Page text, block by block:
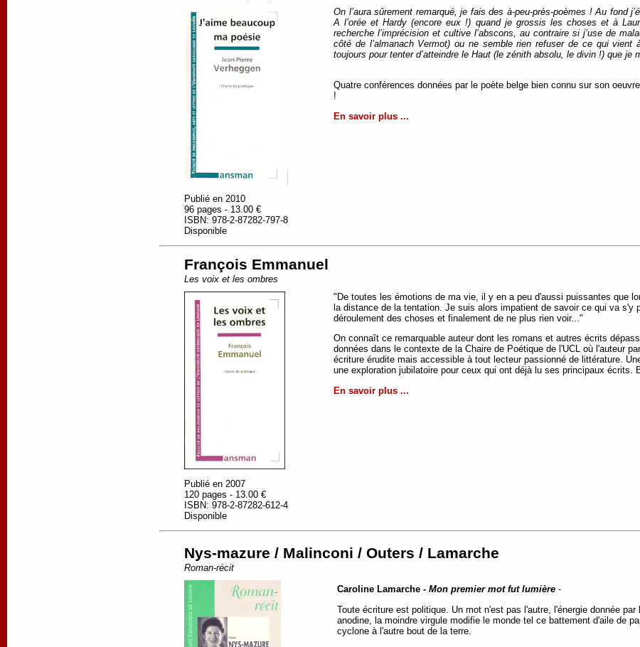
Publié en 2010
96 pages - 13.00 €
ISBN: 978-2-87282-797-8
Disponible
On l’aura sûrement remarqué, je fais des à-peu-près-poèmes ! Au fond
A l’orée et Hardy (encore eux !) quand je grossis les choses et à
recherche l’imprécision et cultive l’abscons, au contraire si j’use de
côté de l’almanach Vermot) ou ne semble rien refuser de ce qui vient
toujours pour tenter d’atteindre le Haut (le zénith absolu, le divin !) que
Quatre conférences données par le poète belge bien connu sur son
!
En savoir plus ...
François Emmanuel
Les voix et les ombres
Publié en 2007
120 pages - 13.00 €
ISBN: 978-2-87282-612-4
Disponible
"De toutes les émotions de ma vie, il y en a peu d'aussi puissantes que
la distance de la tentation. Je suis alors impatient de savoir ce qui va
déroulement des choses et finalement de ne plus rien voir..."
On connaît ce remarquable auteur dont les romans et autres écrits
données dans le contexte de la Chaire de Poétique de l'UCL où l'auteur
écriture érudite mais accessible à tout lecteur passionné de littérature.
une exploration jubilatoire pour ceux qui ont déjà lu ses principaux écrits.
En savoir plus ...
Nys-mazure / Malinconi / Outers / Lamarche
Roman-récit
Caroline Lamarche - Mon premier mot fut lumière -
Toute écriture est politique. Un mot n'est pas l'autre, l'énergie donnée
anodine, la moindre virgule modifie le monde tel ce battement d'aile de
cyclone à l'autre bout de la terre.